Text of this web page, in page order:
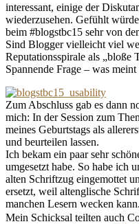
interessant, einige der
wiederzusehen. Gefühlt
beim #blogstbc15 sehr von
Sind Blogger vielleicht viel
Reputationsspirale als „bloße
Spannende Frage – was meint
Zum Abschluss gab es dann
mich: In der Session zum
meines Geburtstags als
und beurteilen lassen.
Ich bekam ein paar sehr
umgesetzt habe. So habe ich
alten Schriftzug eingemottet
ersetzt, weil altenglische
manchen Lesern wecken kann.
Mein Schicksal teilten auch